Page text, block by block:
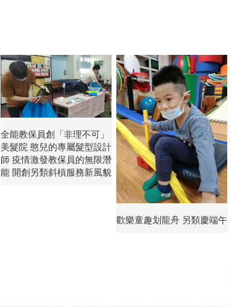
全能教保員創「非理不可」
美髮院 憨兒的專屬髮型設計
師 疫情激發教保員的無限潛
能 開創另類斜槓服務新風貌
歡樂童趣划龍舟 另類慶端午